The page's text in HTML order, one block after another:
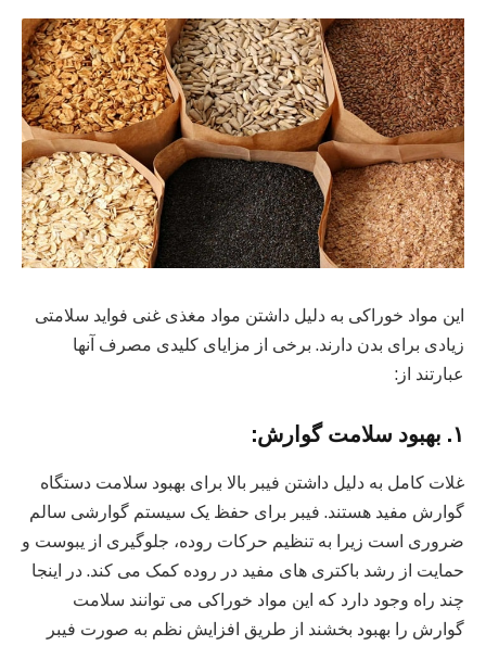
این مواد خوراکی به دلیل داشتن مواد مغذی غنی فواید سلامتی
زیادی برای بدن دارند. برخی از مزایای کلیدی مصرف آنها
عبارتند از:
۱. بهبود سلامت گوارش:
غلات کامل به دلیل داشتن فیبر بالا برای بهبود سلامت دستگاه
گوارش مفید هستند. فیبر برای حفظ یک سیستم گوارشی سالم
ضروری است زیرا به تنظیم حرکات روده، جلوگیری از یبوست و
حمایت از رشد باکتری های مفید در روده کمک می کند. در اینجا
چند راه وجود دارد که این مواد خوراکی می توانند سلامت
گوارش را بهبود بخشند از طریق افزایش نظم به صورت فیبر